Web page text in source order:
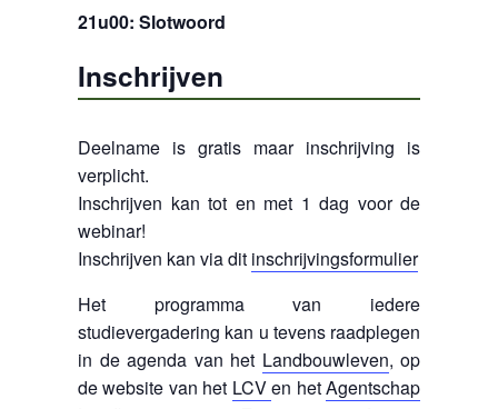
21u00: Slotwoord
Inschrijven
Deelname is gratis maar inschrijving is
verplicht.
Inschrijven kan tot en met 1 dag voor de
webinar!
Inschrijven kan via dit inschrijvingsformulier
Het programma van iedere
studievergadering kan u tevens raadplegen
in de agenda van het Landbouwleven, op
de website van het LCVen hetAgentschap